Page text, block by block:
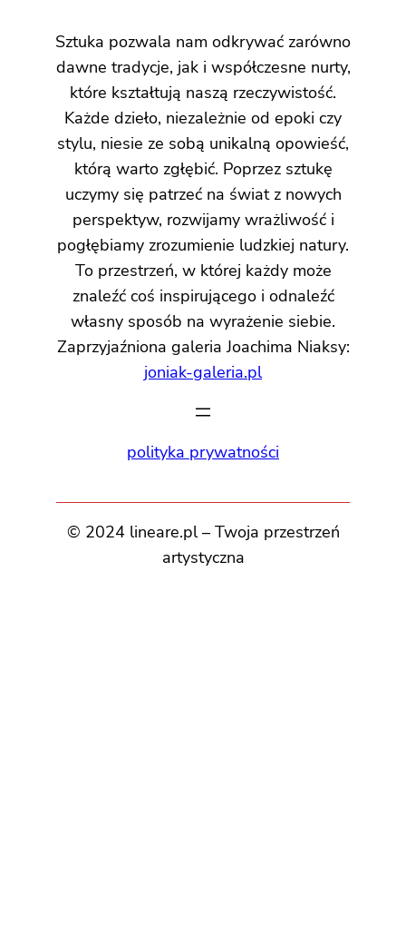
Sztuka pozwala nam odkrywać zarówno
dawne tradycje, jak i współczesne nurty,
które kształtują naszą rzeczywistość.
Każde dzieło, niezależnie od epoki czy
stylu, niesie ze sobą unikalną opowieść,
którą warto zgłębić. Poprzez sztukę
uczymy się patrzeć na świat z nowych
perspektyw, rozwijamy wrażliwość i
pogłębiamy zrozumienie ludzkiej natury.
To przestrzeń, w której każdy może
znaleźć coś inspirującego i odnaleźć
własny sposób na wyrażenie siebie.
Zaprzyjaźniona galeria Joachima Niaksy:
joniak-galeria.pl
polityka prywatności
© 2024 lineare.pl – Twoja przestrzeń
artystyczna